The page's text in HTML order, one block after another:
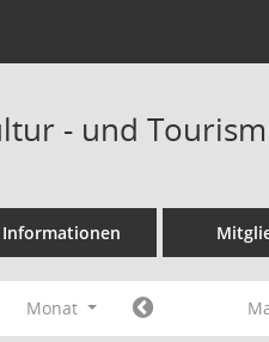
- und
Informationen
Monat